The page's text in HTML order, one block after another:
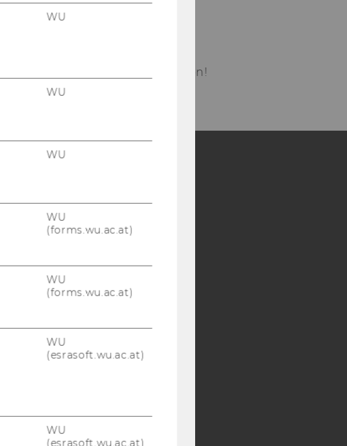
Bitte nut­zen Sie das Tür­tele­fon!
AACSB AMBA
WU
WU
WU
WU
(forms.wu.ac.at)
WU
(forms.wu.ac.at)
WU
(esrasoft.wu.ac.at)
WU
(esrasoft.wu.ac.at)